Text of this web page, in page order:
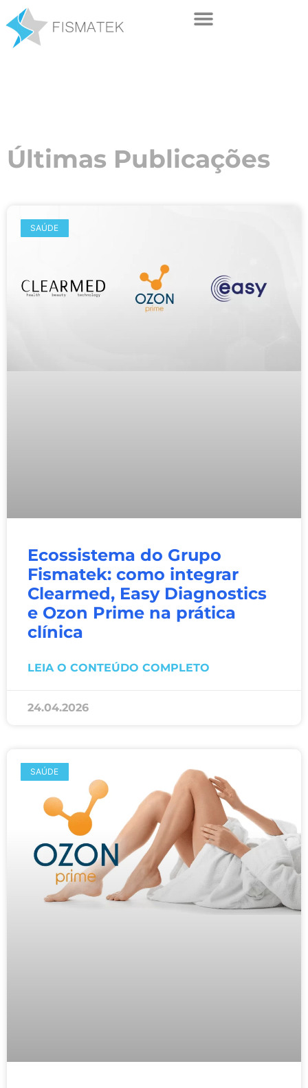
Últimas Publicações
SAÚDE
Ecossistema do Grupo
Fismatek: como integrar
Clearmed, Easy Diagnostics
e Ozon Prime na prática
clínica
LEIA O CONTEÚDO COMPLETO
24.04.2026
SAÚDE